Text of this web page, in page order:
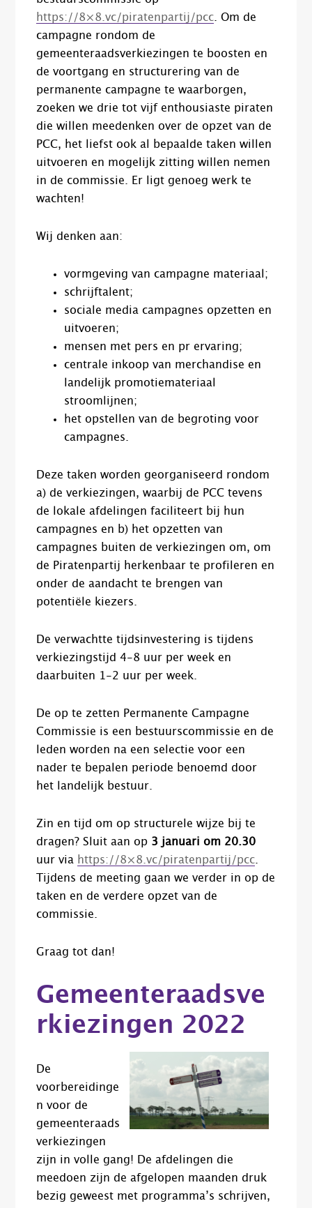
https://8×8.vc/piratenpartij/pcc . Om de
campagne rondom de
gemeenteraadsverkiezingen te boosten en
de voortgang en structurering van de
permanente campagne te waarborgen,
zoeken we drie tot vijf enthousiaste piraten
die willen meedenken over de opzet van de
PCC, het liefst ook al bepaalde taken willen
uitvoeren en mogelijk zitting willen nemen
in de commissie. Er ligt genoeg werk te
wachten!
Wij denken aan:
vormgeving van campagne materiaal;
schrijftalent;
sociale media campagnes opzetten en
uitvoeren;
mensen met pers en pr ervaring;
centrale inkoop van merchandise en
landelijk promotiemateriaal
stroomlijnen;
het opstellen van de begroting voor
campagnes.
Deze taken worden georganiseerd rondom
a) de verkiezingen, waarbij de PCC tevens
de lokale afdelingen faciliteert bij hun
campagnes en b) het opzetten van
campagnes buiten de verkiezingen om, om
de Piratenpartij herkenbaar te profileren en
onder de aandacht te brengen van
potentiële kiezers.
De verwachtte tijdsinvestering is tijdens
verkiezingstijd 4-8 uur per week en
daarbuiten 1-2 uur per week.
De op te zetten Permanente Campagne
Commissie is een bestuurscommissie en de
leden worden na een selectie voor een
nader te bepalen periode benoemd door
het landelijk bestuur.
Zin en tijd om op structurele wijze bij te
dragen? Sluit aan op 3 januari om 20.30
uur via https://8×8.vc/piratenpartij/pcc
Tijdens de meeting gaan we verder in op de
taken en de verdere opzet van de
commissie.
Graag tot dan!
Gemeenteraadsve
rkiezingen 2022
De
voorbereidinge
n voor de
gemeenteraads
verkiezingen
zijn in volle gang! De afdelingen die
meedoen zijn de afgelopen maanden druk
bezig geweest met programma’s schrijven,